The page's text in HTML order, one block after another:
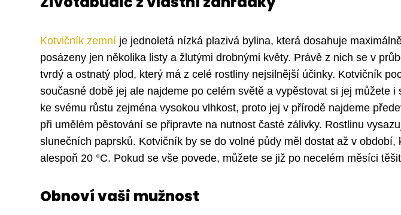
Kotvičník zemní je jednoletá nízká plazivá bylina, která dosahuje
posázeny jen několika listy a žlutými drobnými květy. Právě z nich se v
tvrdý a ostnatý plod, který má z celé rostliny nejsilnější účinky. Kotvičník
současné době jej ale najdeme po celém světě a vypěstovat si jej můžete i
ke svému růstu zejména vysokou vlhkost, proto jej v přírodě najdeme
při umělém pěstování se připravte na nutnost časté zálivky. Rostlinu
slunečních paprsků. Kotvičník by se do volné půdy měl dostat až v období,
alespoň 20 °C. Pokud se vše povede, můžete se již po necelém měsíci
Obnoví vaši mužnost